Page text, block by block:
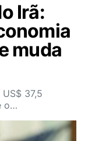
Irã:
muda
37,5
o…